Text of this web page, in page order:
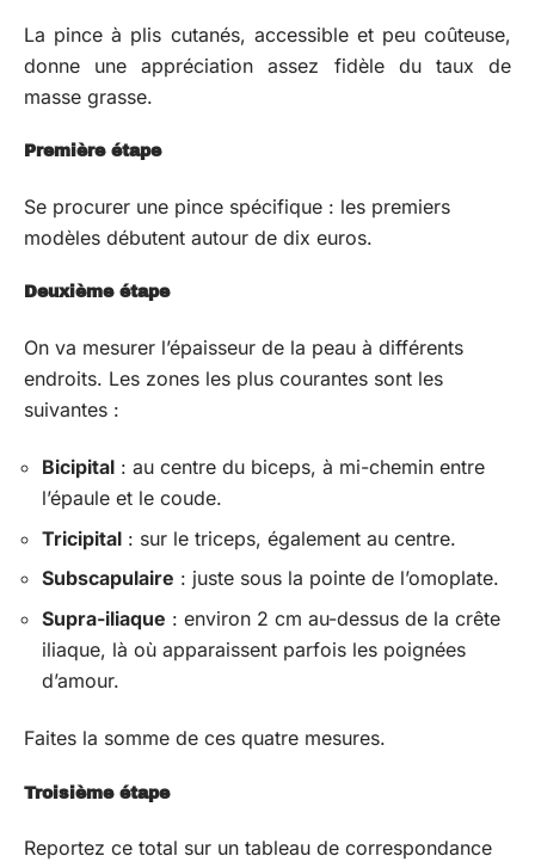
La pince à plis cutanés, accessible et peu coûteuse,
donne une appréciation assez fidèle du taux de
masse grasse.
Première étape
Se procurer une pince spécifique : les premiers
modèles débutent autour de dix euros.
Deuxième étape
On va mesurer l’épaisseur de la peau à différents
endroits. Les zones les plus courantes sont les
suivantes :
Bicipital : au centre du biceps, à mi-chemin entre
l’épaule et le coude.
Tricipital : sur le triceps, également au centre.
Subscapulaire : juste sous la pointe de l’omoplate.
Supra-iliaque : environ 2 cm au-dessus de la crête
iliaque, là où apparaissent parfois les poignées
d’amour.
Faites la somme de ces quatre mesures.
Troisième étape
Reportez ce total sur un tableau de correspondance